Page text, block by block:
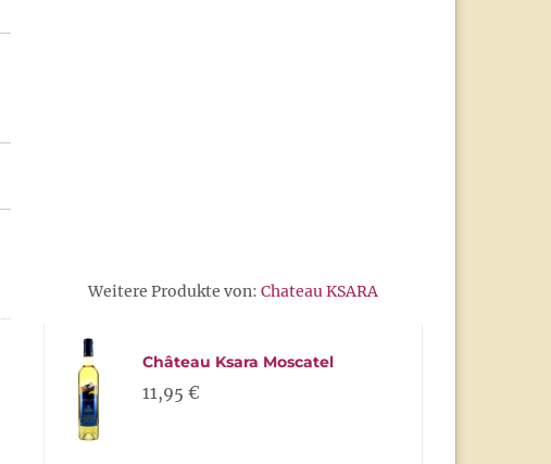
Weitere Produkte von: Chateau KSARA
Château Ksara Moscatel
11,95 €